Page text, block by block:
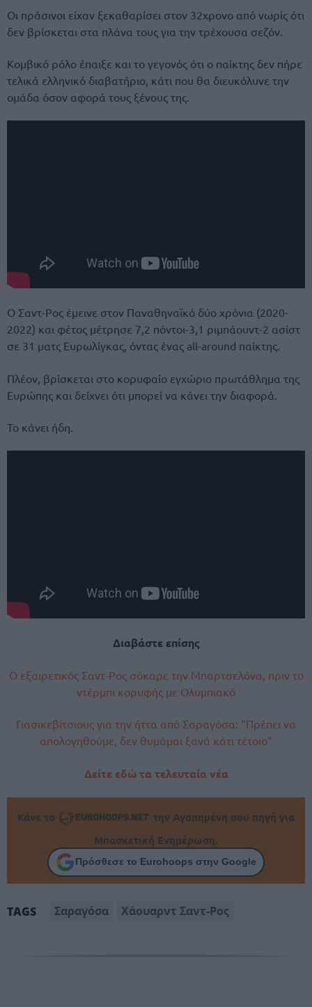
Οι πράσινοι είχαν ξεκαθαρίσει στον 32χρονο από νωρίς ότι
δεν βρίσκεται στα πλάνα τους για την τρέχουσα σεζόν.
Κομβικό ρόλο έπαιξε και το γεγονός ότι ο παίκτης δεν πήρε
τελικά ελληνικό διαβατήριο, κάτι που θα διευκόλυνε την
ομάδα όσον αφορά τους ξένους της.
Ο Σαντ-Ρος έμεινε στον Παναθηναϊκό δύο χρόνια (2020-
2022) και φέτος μέτρησε 7,2 πόντοι-3,1 ριμπάουντ-2 ασίστ
σε 31 ματς Ευρωλίγκας, όντας ένας all-around παίκτης.
Πλέον, βρίσκεται στο κορυφαίο εγχώριο πρωτάθλημα της
Ευρώπης και δείχνει ότι μπορεί να κάνει την διαφορά.
Το κάνει ήδη.
Διαβάστε επίσης
Ο εξαιρετικός Σαντ-Ρος σόκαρε την Μπαρτσελόνα, πριν το
ντέρμπι κορυφής με Ολυμπιακό
Γιασικεβίτσιους για την ήττα από Σαραγόσα: “Πρέπει να
απολογηθούμε, δεν θυμάμαι ξανά κάτι τέτοιο”
Δείτε εδώ τα τελευταία νέα
Κάνε το
την Αγαπημένη σου πηγή για
Μπασκετική Ενημέρωση.
Πρόσθεσε το Eurohoops στην Google
TAGS Σαραγόσα Χάουαρντ Σαντ-Ρος